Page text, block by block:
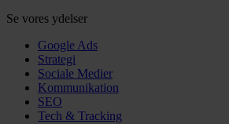
Se vores ydelser
Google Ads
Strategi
Sociale Medier
Kommunikation
SEO
Tech & Tracking